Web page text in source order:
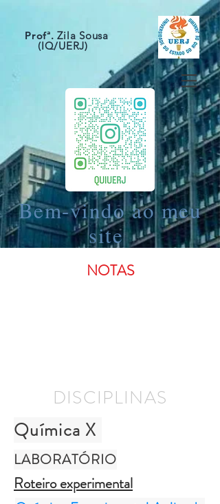
Profª. Zila Sousa
(IQ/UERJ)
Bem-vindo ao meu
site
NOTAS
DISCIPLINAS
Química X
LABORATÓRIO
Roteiro experimental